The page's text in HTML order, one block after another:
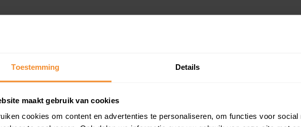
Toestemming Details
maakt gebruik van cookies
cookies om content en advertenties te personaliseren, om functies voor social
Grote Beer 35